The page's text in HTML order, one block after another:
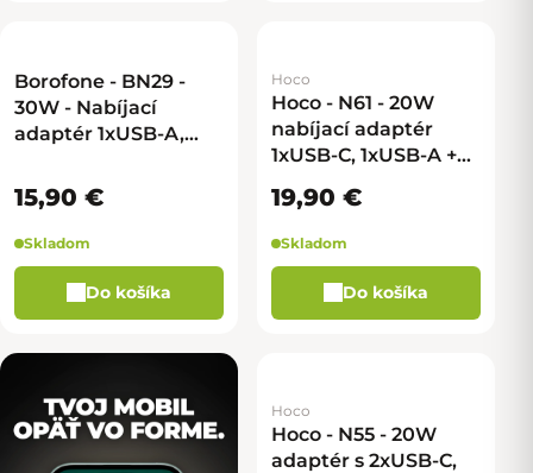
Borofone - BN29 -
30W - Nabíjací
adaptér 1xUSB-A,
15,90 €
Skladom
Do košíka
Hoco
Hoco - N61 - 20W
nabíjací adaptér
1xUSB-C, 1xUSB-A +
Lightning - biela
19,90 €
Skladom
Do košíka
Hoco
Hoco - N55 - 20W
adaptér s 2xUSB-C,